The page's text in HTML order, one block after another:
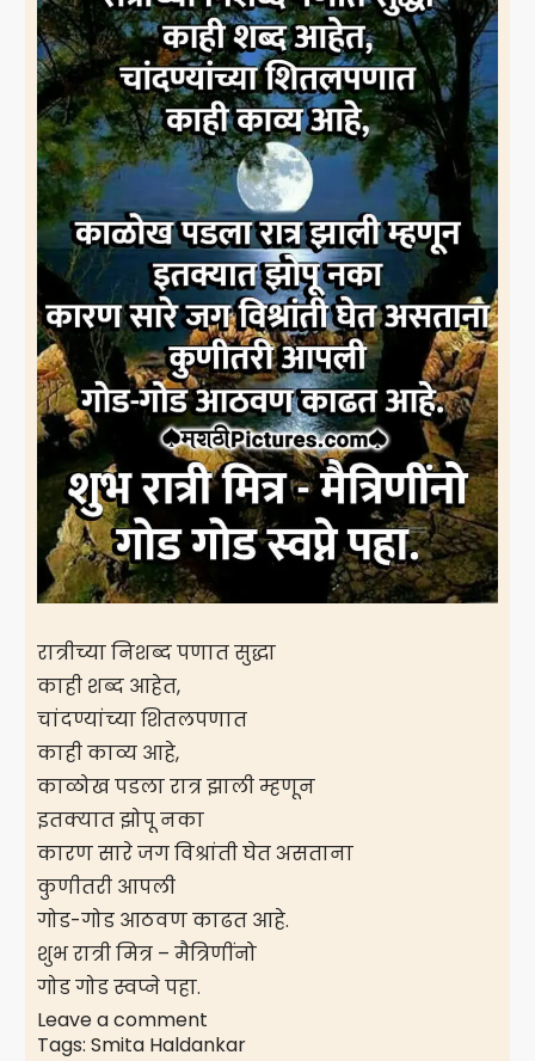
रात्रीच्या निशब्द पणात सुद्धा
काही शब्द आहेत,
चांदण्यांच्या शितलपणात
काही काव्य आहे,
काळोख पडला रात्र झाली म्हणून
इतक्यात झोपू नका
कारण सारे जग विश्रांती घेत असताना
कुणीतरी आपली
गोड-गोड आठवण काढत आहे.
शुभ रात्री मित्र – मैत्रिणींनो
गोड गोड स्वप्ने पहा.
Leave a comment
Tags: Smita Haldankar